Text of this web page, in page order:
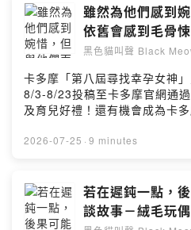
往收看，你的支持是飛馬最大
一些被時間遺忘的角落，而對
來說，這些角落散發著一種難
馬還是奉勸大家，安全至上，
來聽聽這則故事吧！加入會員
https://
這一集的想法：
https://open.firstory.me/user/
b04vn/comments感謝收聽本頻
外在FB也有我的專頁，也歡迎
https://www.facebook.com/
的故事和體驗也歡迎與我分享
雖然為他們感到
依舊會感到毛骨
召喚
黑色貓叫聲 Black
卡多摩「第八屆尋找幸孕女神
8/3-8/23投稿至卡多摩官網通
及育兒好禮！還有機會成為卡
https://fstry.pse.is/9dt36p——
飛馬最大的創作動力～因災難
徊人間，在為他們的離去感到
遇上他們，也是個會讓人感到
2026-07-25 · 9 minutes
若在遲鈍一點，
談故事－絨毛玩偶